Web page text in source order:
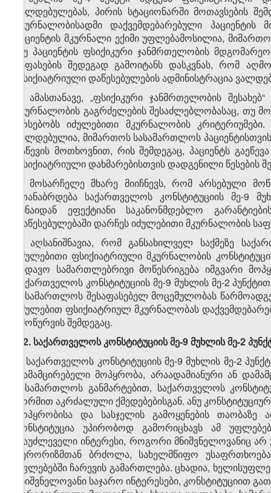
ვალდებულებას, პირის სტაციონარში მოთავსების
მკურნალობისადმი დაქვემდებარებული
პაციენტის მკურნალი ექიმი უფლებამოსილია,
თუ პაციენტის ფსიქიკური ჯანმრთელობის
შეფასების შედეგად გამოიტანს დასკვნას, რომ
ფსიქიატრიული დაწესებულების ადმინისტრაცია
6. ამასთანავე, „ფსიქიკური ჯანმრთელობის
მკურნალობის გაგრძელების შესაძლებლობასაც, თუ
არსებობს იძულებითი მკურნალობის
ვალდებულია, მიმართოს სასამართლოს
გაწევის მოთხოვნით, რის შემდეგაც, პაციენტს
ფსიქიატრიული დახმარებისთვის დადგენილი წესების
7. მოსარჩელე მხარე მიიჩნევს, რომ არსებული
უთანაბრდება საქართველოს კონსტიტუციის მე-9
ვინაიდან ეფექტიანი საკანონმდებლო
დაწესებულებაში დარჩეს იძულებითი მკურნალობის
8. აღსანიშნავია, რომ განსახილველ საქმეზე
იძულებითი ფსიქიატრიული მკურნალობის
სადავო სამართლებრივი მოწესრიგება იმგვარი
საქართველოს კონსტიტუციის მე-9 მუხლის მე-2
სასამართლოს შესაფასებელ მოცემულობას
იძულებით ფსიქიატრიულ მკურნალობას
ამოწურვის შემდეგაც.
1.2. საქართველოს კონსტიტუციის მე-9 მუხლის მე-2
9. საქართველოს კონსტიტუციის მე-9 მუხლის მე-2
დამამცირებელი მოპყრობა, არაადამიანური ან
სასამართლოს განმარტებით, საქართველოს
ნორმით აკრძალული ქმედებებისგან. ანუ
მოპყრობისა და სასჯელის გამოყენების
კონსტიტუცია უპირობოდ გამორიცხავს ამ
დაუძლეველი ინტერესი, როგორი მნიშვნელოვანიც
ტერორიზმთან ბრძოლა, სახელმწიფო
უფლებებში ჩარევის გამართლება. ცხადია,
მნიშვნელოვანი საჯარო ინტერესები, კონსტიტუციით